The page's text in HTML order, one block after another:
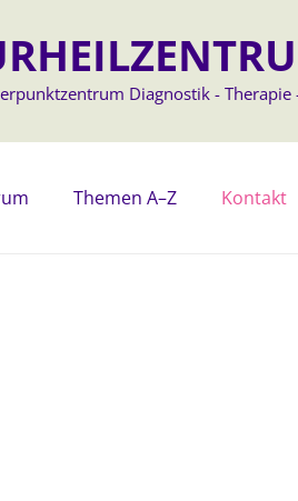
Diagnostik -
Themen A–Z Kontakt